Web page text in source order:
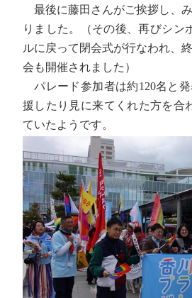
最後に藤田さんがご挨拶し、
りました。（その後、再びシン
ルに戻って閉会式が行なわれ、
会も開催されました）
パレード参加者は約120名と
援したり見に来てくれた方を合
ていたようです。